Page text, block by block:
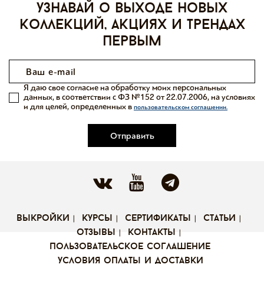
узнавай о выходе новых
коллекций, акциях и трендах
первым
Отправить
Я даю свое согласие на обработку моих персональных
данных, в соответствии с ФЗ №152 от 22.07.2006, на условиях
и для целей, определенных в пользовательском соглашении.
выкройки курсы сертификаты
статьи
отзывы
контакты
пользовательское соглашение
условия оплаты и доставки